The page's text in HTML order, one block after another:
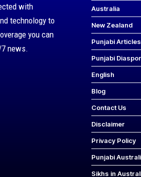
with
technology to
you can
news.
Australia
New Zealand
Punjabi Articles
Punjabi
English
Blog
Contact Us
Disclaimer
Privacy Policy
Punjabi
Sikhs in